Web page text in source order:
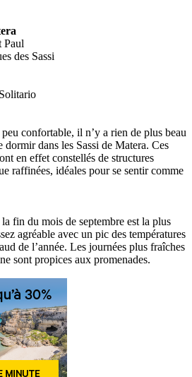
Paul
des Sassi
confortable, il n’y a rien de plus beau
dormir dans les Sassi de Matera. Ces
en effet constellés de structures
raffinées, idéales pour se sentir comme
fin du mois de septembre est la plus
agréable avec un pic des températures
de l’année. Les journées plus fraîches
sont propices aux promenades.